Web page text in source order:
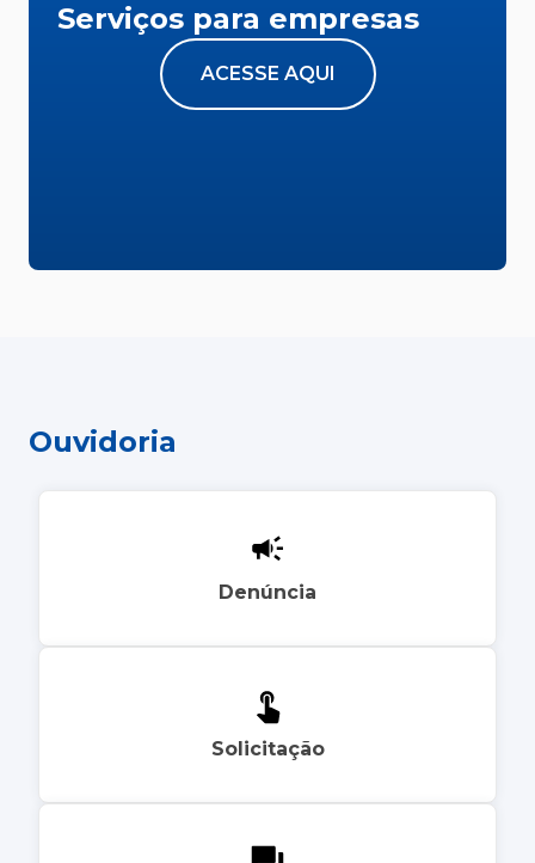
Serviços para empresas
ACESSE AQUI
Ouvidoria
Denúncia
Solicitação